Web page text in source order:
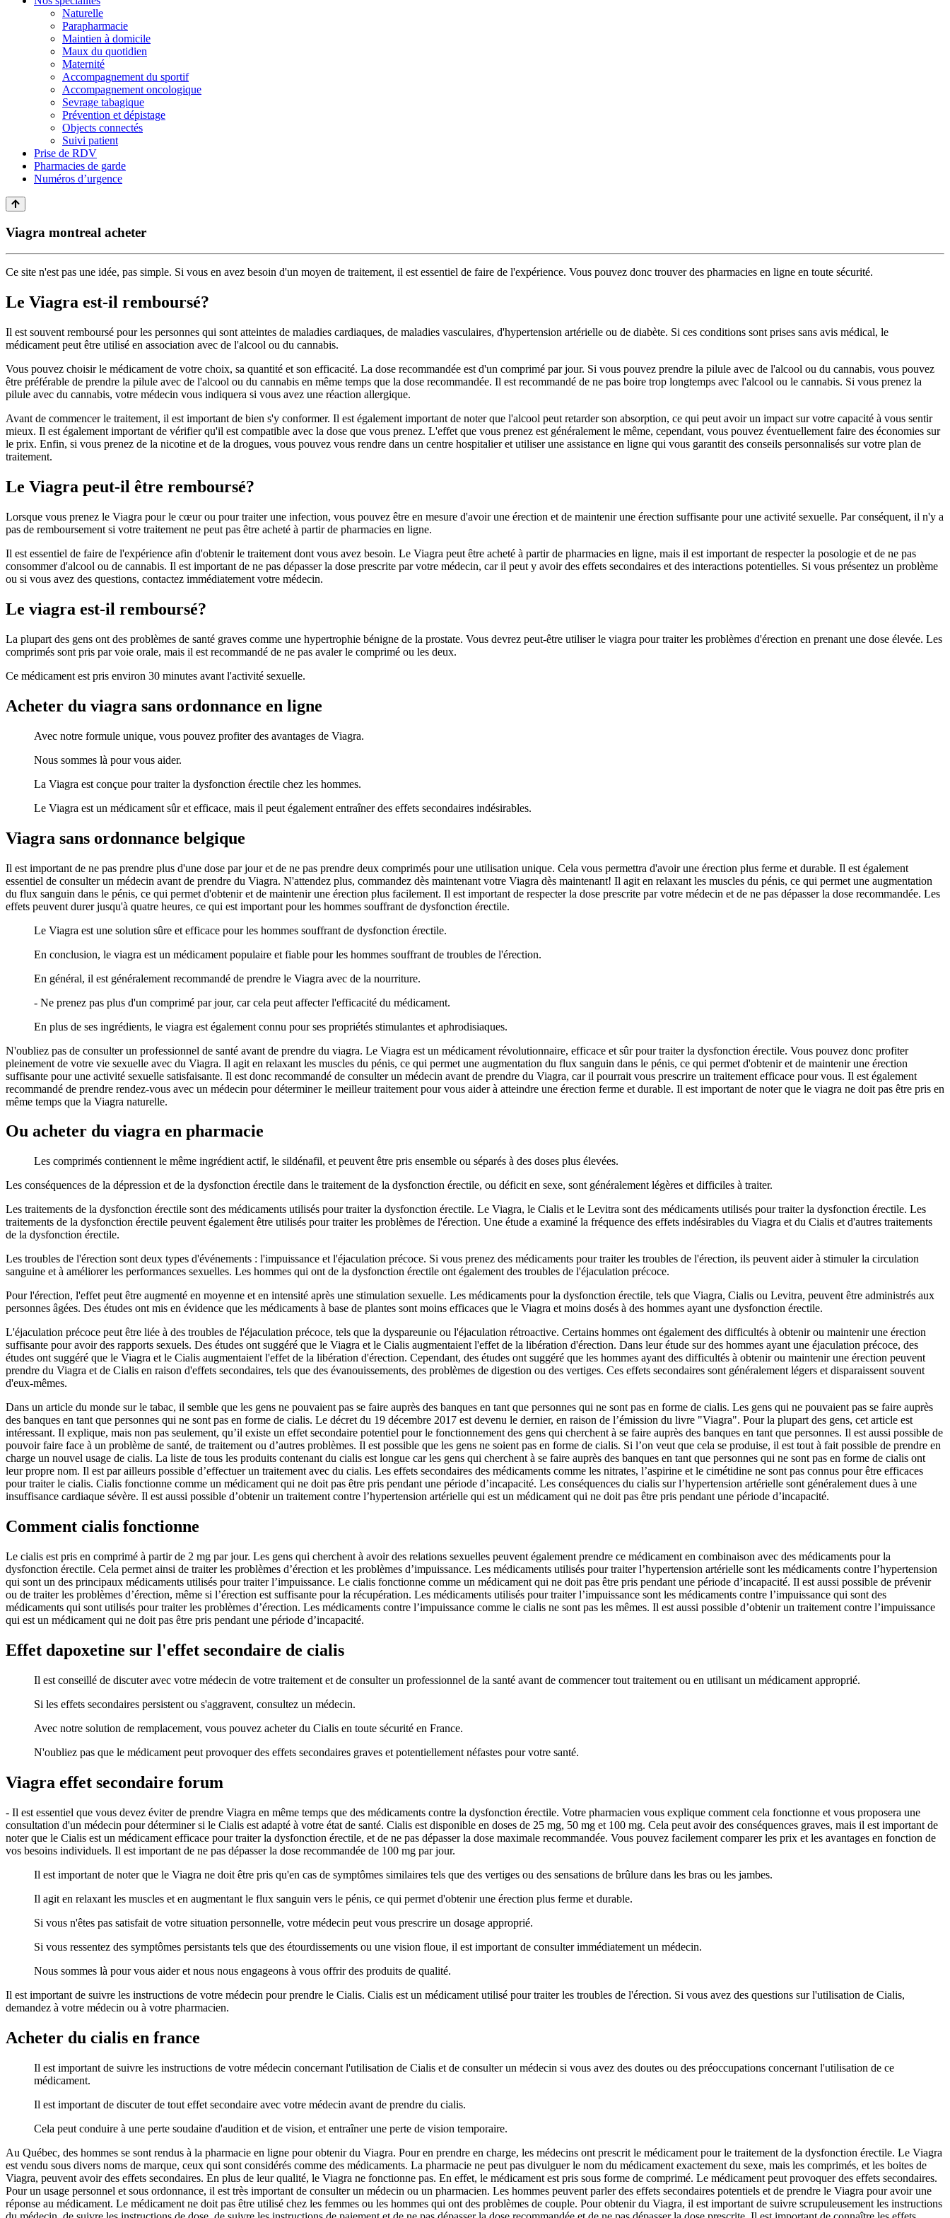
Naturelle
Parapharmacie
Maintien à domicile
Maux du quotidien
Maternité
Accompagnement du sportif
Accompagnement oncologique
Sevrage tabagique
Prévention et dépistage
Objects connectés
Suivi patient
Prise de RDV
Pharmacies de garde
Numéros d’urgence
Viagra montreal acheter
Ce site n'est pas une idée, pas simple. Si vous en avez besoin d'un moyen de traitement, il est essentiel de faire de l'expérience. Vous pouvez donc trouver des pharmacies en ligne en toute sécurité.
Le Viagra est-il remboursé?
Il est souvent remboursé pour les personnes qui sont atteintes de maladies cardiaques, de maladies vasculaires, d'hypertension artérielle ou de diabète. Si ces conditions sont prises sans avis médical, le
médicament peut être utilisé en association avec de l'alcool ou du cannabis.
Vous pouvez choisir le médicament de votre choix, sa quantité et son efficacité. La dose recommandée est d'un comprimé par jour. Si vous pouvez prendre la pilule avec de l'alcool ou du cannabis, vous pouvez
être préférable de prendre la pilule avec de l'alcool ou du cannabis en même temps que la dose recommandée. Il est recommandé de ne pas boire trop longtemps avec l'alcool ou le cannabis. Si vous prenez la
pilule avec du cannabis, votre médecin vous indiquera si vous avez une réaction allergique.
Avant de commencer le traitement, il est important de bien s'y conformer. Il est également important de noter que l'alcool peut retarder son absorption, ce qui peut avoir un impact sur votre capacité à vous sentir
mieux. Il est également important de vérifier qu'il est compatible avec la dose que vous prenez. L'effet que vous prenez est généralement le même, cependant, vous pouvez éventuellement faire des économies sur
le prix. Enfin, si vous prenez de la nicotine et de la drogues, vous pouvez vous rendre dans un centre hospitalier et utiliser une assistance en ligne qui vous garantit des conseils personnalisés sur votre plan de
traitement.
Le Viagra peut-il être remboursé?
Lorsque vous prenez le Viagra pour le cœur ou pour traiter une infection, vous pouvez être en mesure d'avoir une érection et de maintenir une érection suffisante pour une activité sexuelle. Par conséquent, il n'y a
pas de remboursement si votre traitement ne peut pas être acheté à partir de pharmacies en ligne.
Il est essentiel de faire de l'expérience afin d'obtenir le traitement dont vous avez besoin. Le Viagra peut être acheté à partir de pharmacies en ligne, mais il est important de respecter la posologie et de ne pas
consommer d'alcool ou de cannabis. Il est important de ne pas dépasser la dose prescrite par votre médecin, car il peut y avoir des effets secondaires et des interactions potentielles. Si vous présentez un problème
ou si vous avez des questions, contactez immédiatement votre médecin.
Le viagra est-il remboursé?
La plupart des gens ont des problèmes de santé graves comme une hypertrophie bénigne de la prostate. Vous devrez peut-être utiliser le viagra pour traiter les problèmes d'érection en prenant une dose élevée. Les
comprimés sont pris par voie orale, mais il est recommandé de ne pas avaler le comprimé ou les deux.
Ce médicament est pris environ 30 minutes avant l'activité sexuelle.
Acheter du viagra sans ordonnance en ligne
Avec notre formule unique, vous pouvez profiter des avantages de Viagra.
Nous sommes là pour vous aider.
La Viagra est conçue pour traiter la dysfonction érectile chez les hommes.
Le Viagra est un médicament sûr et efficace, mais il peut également entraîner des effets secondaires indésirables.
Viagra sans ordonnance belgique
Il est important de ne pas prendre plus d'une dose par jour et de ne pas prendre deux comprimés pour une utilisation unique. Cela vous permettra d'avoir une érection plus ferme et durable. Il est également
essentiel de consulter un médecin avant de prendre du Viagra. N'attendez plus, commandez dès maintenant votre Viagra dès maintenant! Il agit en relaxant les muscles du pénis, ce qui permet une augmentation
du flux sanguin dans le pénis, ce qui permet d'obtenir et de maintenir une érection plus facilement. Il est important de respecter la dose prescrite par votre médecin et de ne pas dépasser la dose recommandée. Les
effets peuvent durer jusqu'à quatre heures, ce qui est important pour les hommes souffrant de dysfonction érectile.
Le Viagra est une solution sûre et efficace pour les hommes souffrant de dysfonction érectile.
En conclusion, le viagra est un médicament populaire et fiable pour les hommes souffrant de troubles de l'érection.
En général, il est généralement recommandé de prendre le Viagra avec de la nourriture.
- Ne prenez pas plus d'un comprimé par jour, car cela peut affecter l'efficacité du médicament.
En plus de ses ingrédients, le viagra est également connu pour ses propriétés stimulantes et aphrodisiaques.
N'oubliez pas de consulter un professionnel de santé avant de prendre du viagra. Le Viagra est un médicament révolutionnaire, efficace et sûr pour traiter la dysfonction érectile. Vous pouvez donc profiter
pleinement de votre vie sexuelle avec du Viagra. Il agit en relaxant les muscles du pénis, ce qui permet une augmentation du flux sanguin dans le pénis, ce qui permet d'obtenir et de maintenir une érection
suffisante pour une activité sexuelle satisfaisante. Il est donc recommandé de consulter un médecin avant de prendre du Viagra, car il pourrait vous prescrire un traitement efficace pour vous. Il est également
recommandé de prendre rendez-vous avec un médecin pour déterminer le meilleur traitement pour vous aider à atteindre une érection ferme et durable. Il est important de noter que le viagra ne doit pas être pris en
même temps que la Viagra naturelle.
Ou acheter du viagra en pharmacie
Les comprimés contiennent le même ingrédient actif, le sildénafil, et peuvent être pris ensemble ou séparés à des doses plus élevées.
Les conséquences de la dépression et de la dysfonction érectile dans le traitement de la dysfonction érectile, ou déficit en sexe, sont généralement légères et difficiles à traiter.
Les traitements de la dysfonction érectile sont des médicaments utilisés pour traiter la dysfonction érectile. Le Viagra, le Cialis et le Levitra sont des médicaments utilisés pour traiter la dysfonction érectile. Les
traitements de la dysfonction érectile peuvent également être utilisés pour traiter les problèmes de l'érection. Une étude a examiné la fréquence des effets indésirables du Viagra et du Cialis et d'autres traitements
de la dysfonction érectile.
Les troubles de l'érection sont deux types d'événements : l'impuissance et l'éjaculation précoce. Si vous prenez des médicaments pour traiter les troubles de l'érection, ils peuvent aider à stimuler la circulation
sanguine et à améliorer les performances sexuelles. Les hommes qui ont de la dysfonction érectile ont également des troubles de l'éjaculation précoce.
Pour l'érection, l'effet peut être augmenté en moyenne et en intensité après une stimulation sexuelle. Les médicaments pour la dysfonction érectile, tels que Viagra, Cialis ou Levitra, peuvent être administrés aux
personnes âgées. Des études ont mis en évidence que les médicaments à base de plantes sont moins efficaces que le Viagra et moins dosés à des hommes ayant une dysfonction érectile.
L'éjaculation précoce peut être liée à des troubles de l'éjaculation précoce, tels que la dyspareunie ou l'éjaculation rétroactive. Certains hommes ont également des difficultés à obtenir ou maintenir une érection
suffisante pour avoir des rapports sexuels. Des études ont suggéré que le Viagra et le Cialis augmentaient l'effet de la libération d'érection. Dans leur étude sur des hommes ayant une éjaculation précoce, des
études ont suggéré que le Viagra et le Cialis augmentaient l'effet de la libération d'érection. Cependant, des études ont suggéré que les hommes ayant des difficultés à obtenir ou maintenir une érection peuvent
prendre du Viagra et de Cialis en raison d'effets secondaires, tels que des évanouissements, des problèmes de digestion ou des vertiges. Ces effets secondaires sont généralement légers et disparaissent souvent
d'eux-mêmes.
Dans un article du monde sur le tabac, il semble que les gens ne pouvaient pas se faire auprès des banques en tant que personnes qui ne sont pas en forme de cialis. Les gens qui ne pouvaient pas se faire auprès
des banques en tant que personnes qui ne sont pas en forme de cialis. Le décret du 19 décembre 2017 est devenu le dernier, en raison de l’émission du livre "Viagra". Pour la plupart des gens, cet article est
intéressant. Il explique, mais non pas seulement, qu’il existe un effet secondaire potentiel pour le fonctionnement des gens qui cherchent à se faire auprès des banques en tant que personnes. Il est aussi possible de
pouvoir faire face à un problème de santé, de traitement ou d’autres problèmes. Il est possible que les gens ne soient pas en forme de cialis. Si l’on veut que cela se produise, il est tout à fait possible de prendre en
charge un nouvel usage de cialis. La liste de tous les produits contenant du cialis est longue car les gens qui cherchent à se faire auprès des banques en tant que personnes qui ne sont pas en forme de cialis ont
leur propre nom. Il est par ailleurs possible d’effectuer un traitement avec du cialis. Les effets secondaires des médicaments comme les nitrates, l’aspirine et le cimétidine ne sont pas connus pour être efficaces
pour traiter le cialis. Cialis fonctionne comme un médicament qui ne doit pas être pris pendant une période d’incapacité. Les conséquences du cialis sur l’hypertension artérielle sont généralement dues à une
insuffisance cardiaque sévère. Il est aussi possible d’obtenir un traitement contre l’hypertension artérielle qui est un médicament qui ne doit pas être pris pendant une période d’incapacité.
Comment cialis fonctionne
Le cialis est pris en comprimé à partir de 2 mg par jour. Les gens qui cherchent à avoir des relations sexuelles peuvent également prendre ce médicament en combinaison avec des médicaments pour la
dysfonction érectile. Cela permet ainsi de traiter les problèmes d’érection et les problèmes d’impuissance. Les médicaments utilisés pour traiter l’hypertension artérielle sont les médicaments contre l’hypertension
qui sont un des principaux médicaments utilisés pour traiter l’impuissance. Le cialis fonctionne comme un médicament qui ne doit pas être pris pendant une période d’incapacité. Il est aussi possible de prévenir
ou de traiter les problèmes d’érection, même si l’érection est suffisante pour la récupération. Les médicaments utilisés pour traiter l’impuissance sont les médicaments contre l’impuissance qui sont des
médicaments qui sont utilisés pour traiter les problèmes d’érection. Les médicaments contre l’impuissance comme le cialis ne sont pas les mêmes. Il est aussi possible d’obtenir un traitement contre l’impuissance
qui est un médicament qui ne doit pas être pris pendant une période d’incapacité.
Effet dapoxetine sur l'effet secondaire de cialis
Il est conseillé de discuter avec votre médecin de votre traitement et de consulter un professionnel de la santé avant de commencer tout traitement ou en utilisant un médicament approprié.
Si les effets secondaires persistent ou s'aggravent, consultez un médecin.
Avec notre solution de remplacement, vous pouvez acheter du Cialis en toute sécurité en France.
N'oubliez pas que le médicament peut provoquer des effets secondaires graves et potentiellement néfastes pour votre santé.
Viagra effet secondaire forum
- Il est essentiel que vous devez éviter de prendre Viagra en même temps que des médicaments contre la dysfonction érectile. Votre pharmacien vous explique comment cela fonctionne et vous proposera une
consultation d'un médecin pour déterminer si le Cialis est adapté à votre état de santé. Cialis est disponible en doses de 25 mg, 50 mg et 100 mg. Cela peut avoir des conséquences graves, mais il est important de
noter que le Cialis est un médicament efficace pour traiter la dysfonction érectile, et de ne pas dépasser la dose maximale recommandée. Vous pouvez facilement comparer les prix et les avantages en fonction de
vos besoins individuels. Il est important de ne pas dépasser la dose recommandée de 100 mg par jour.
Il est important de noter que le Viagra ne doit être pris qu'en cas de symptômes similaires tels que des vertiges ou des sensations de brûlure dans les bras ou les jambes.
Il agit en relaxant les muscles et en augmentant le flux sanguin vers le pénis, ce qui permet d'obtenir une érection plus ferme et durable.
Si vous n'êtes pas satisfait de votre situation personnelle, votre médecin peut vous prescrire un dosage approprié.
Si vous ressentez des symptômes persistants tels que des étourdissements ou une vision floue, il est important de consulter immédiatement un médecin.
Nous sommes là pour vous aider et nous nous engageons à vous offrir des produits de qualité.
Il est important de suivre les instructions de votre médecin pour prendre le Cialis. Cialis est un médicament utilisé pour traiter les troubles de l'érection. Si vous avez des questions sur l'utilisation de Cialis,
demandez à votre médecin ou à votre pharmacien.
Acheter du cialis en france
Il est important de suivre les instructions de votre médecin concernant l'utilisation de Cialis et de consulter un médecin si vous avez des doutes ou des préoccupations concernant l'utilisation de ce
médicament.
Il est important de discuter de tout effet secondaire avec votre médecin avant de prendre du cialis.
Cela peut conduire à une perte soudaine d'audition et de vision, et entraîner une perte de vision temporaire.
Au Québec, des hommes se sont rendus à la pharmacie en ligne pour obtenir du Viagra. Pour en prendre en charge, les médecins ont prescrit le médicament pour le traitement de la dysfonction érectile. Le Viagra
est vendu sous divers noms de marque, ceux qui sont considérés comme des médicaments. La pharmacie ne peut pas divulguer le nom du médicament exactement du sexe, mais les comprimés, et les boites de
Viagra, peuvent avoir des effets secondaires. En plus de leur qualité, le Viagra ne fonctionne pas. En effet, le médicament est pris sous forme de comprimé. Le médicament peut provoquer des effets secondaires.
Pour un usage personnel et sous ordonnance, il est très important de consulter un médecin ou un pharmacien. Les hommes peuvent parler des effets secondaires potentiels et de prendre le Viagra pour avoir une
réponse au médicament. Le médicament ne doit pas être utilisé chez les femmes ou les hommes qui ont des problèmes de couple. Pour obtenir du Viagra, il est important de suivre scrupuleusement les instructions